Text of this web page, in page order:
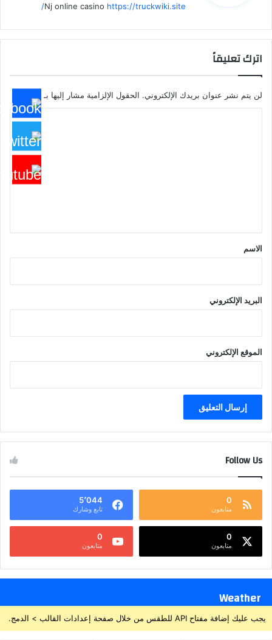
Nj online casino https://truckwiki.site/
اترك تعليقاً
لن يتم نشر عنوان بريدك الإلكتروني. الحقول الإلزامية مشار إليها بـ
*
الاسم
البريد الإلكتروني
الموقع الإلكتروني
Follow Us
0
متابعون
5٬044
تابع وشارك
0
متابعون
0
متابعون
Weather
يجب عليك إضافة مفتاح API للطقس من خلال صفحة إعدادات القالب > الدمج.